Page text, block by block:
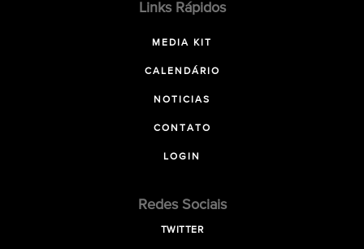
Links Rápidos
MEDIA KIT
CALENDÁRIO
NOTICIAS
CONTATO
LOGIN
Redes Sociais
TWITTER